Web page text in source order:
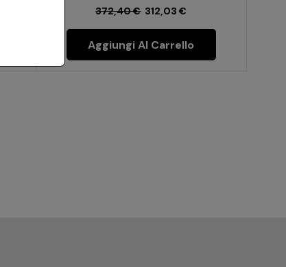
372,40€ 312,03€
Aggiungi Al Carrello